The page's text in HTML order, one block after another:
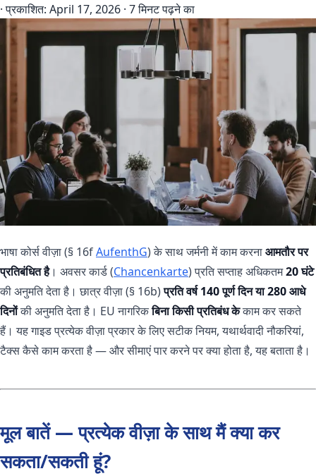
· प्रकाशित: April 17, 2026 · 7 मिनट पढ़ने का
भाषा कोर्स वीज़ा (§ 16fAufenthG) के साथ जर्मनी में काम करनाआमतौर पर
प्रतिबंधित है। अवसर कार्ड (Chancenkarte) प्रति सप्ताह अधिकतम20 घंटे
की अनुमति देता है। छात्र वीज़ा (§ 16b)प्रति वर्ष 140 पूर्ण दिन या 280 आधे
दिनोंकी अनुमति देता है। EU नागरिकबिना किसी प्रतिबंध केकाम कर सकते
हैं। यह गाइड प्रत्येक वीज़ा प्रकार के लिए सटीक नियम, यथार्थवादी नौकरियां,
टैक्स कैसे काम करता है — और सीमाएं पार करने पर क्या होता है, यह बताता है।
मूल बातें — प्रत्येक वीज़ा के साथ मैं क्या कर
सकता/सकती हूं?